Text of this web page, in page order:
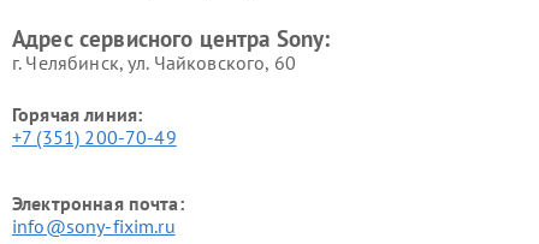
Адрес сервисного центра Sony:
г. Челябинск, ул. Чайковского, 60
Горячая линия:
+7 (351) 200-70-49
Электронная почта:
info@sony-fixim.ru